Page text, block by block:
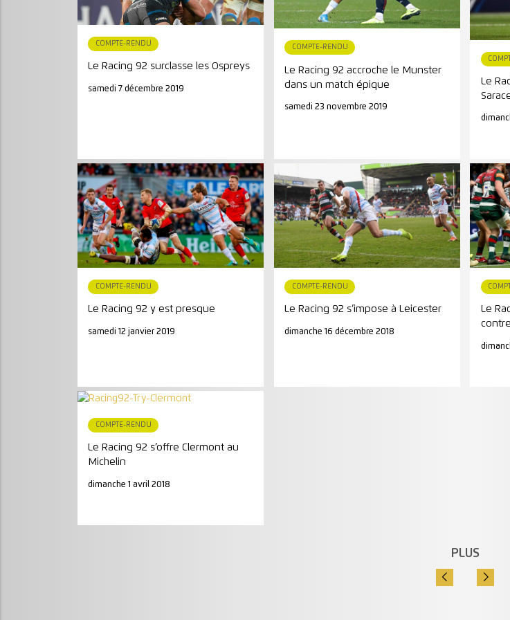
COMPTE-RENDU
Le Racing 92 surclasse les Ospreys
samedi 7 décembre 2019
COMPTE-RENDU
Le Racing 92 accroche le Munster
dans un match épique
samedi 23 novembre 2019
Le
COMPTE-RENDU
Le Racing 92 y est presque
samedi 12 janvier 2019
COMPTE-RENDU
Le Racing 92 s’impose à Leicester
dimanche 16 décembre 2018
Le
COMPTE-RENDU
Le Racing 92 s’offre Clermont au
Michelin
dimanche 1 avril 2018
PLUS